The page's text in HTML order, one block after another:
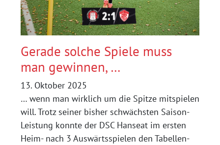
Gerade solche Spiele muss
man gewinnen, …
13. Oktober 2025
… wenn man wirklich um die Spitze mitspielen
will. Trotz seiner bisher schwächsten Saison-
Leistung konnte der DSC Hanseat im ersten
Heim- nach 3 Auswärtsspielen den Tabellen-